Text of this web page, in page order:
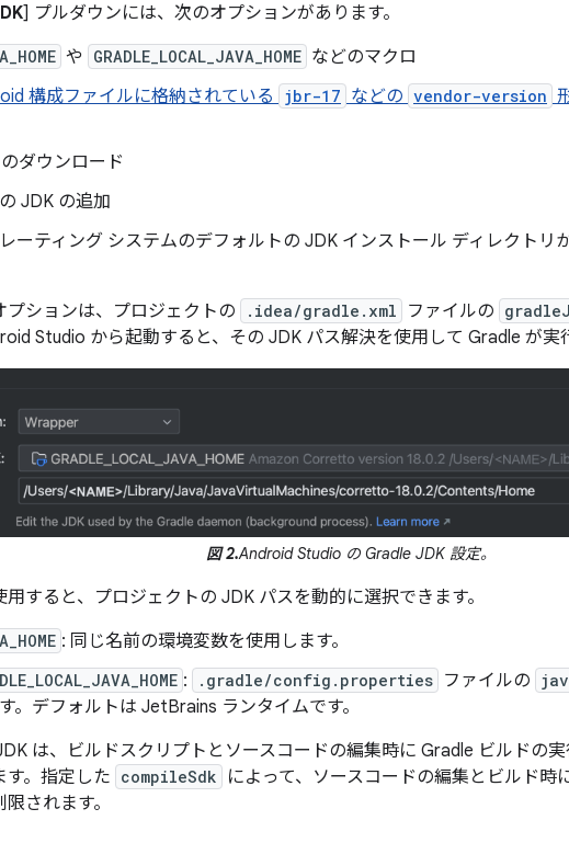
] プルダウンには、次のオプションがあります。
や GRADLE_LOCAL_JAVA_HOME などのマクロ
構成ファイルに格納されている
jbr-17 などの vendor-version
ダウンロード
JDK の追加
ーティング システムのデフォルトの JDK インストール ディレクトリ
プションは、プロジェクトの
.idea/gradle.xml ファイルの
Studio から起動すると、その JDK パス解決を使用して Gradle が実
図 2.Android Studio の Gradle JDK 設定。
用すると、プロジェクトの JDK パスを動的に選択できます。
: 同じ名前の環境変数を使用します。
: .gradle/config.properties ファイルの
。デフォルトは JetBrains ランタイムです。
は、ビルドスクリプトとソースコードの編集時に Gradle ビルドの
す。指定した compileSdk
によって、ソースコードの編集とビルド時
されます。